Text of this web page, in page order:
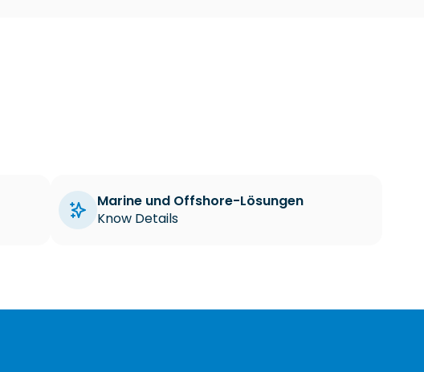
Marine und Offshore-Lösungen
Know Details